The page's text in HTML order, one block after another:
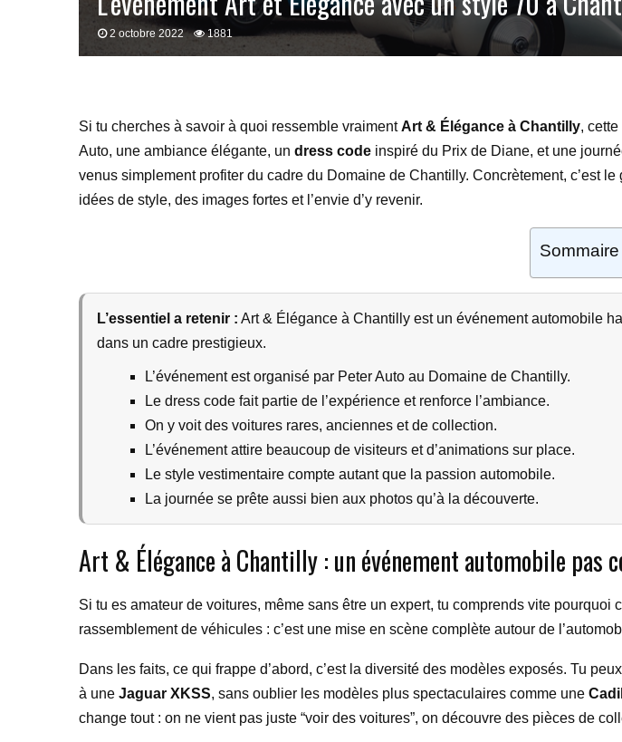
2 octobre 2022 1881
Si tu cherches à savoir à quoi ressemble vraimentArt & Élégance à Chantilly,
Auto, une ambiance élégante, un dress code inspiré du Prix de Diane, et une
venus simplement profiter du cadre du Domaine de Chantilly. Concrètement, c’est
idées de style, des images fortes et l’envie d’y revenir.
Sommaire
L’essentiel a retenir : Art & Élégance à Chantilly est un événement automobile
dans un cadre prestigieux.
L’événement est organisé par Peter Auto au Domaine de Chantilly.
Le dress code fait partie de l’expérience et renforce l’ambiance.
On y voit des voitures rares, anciennes et de collection.
L’événement attire beaucoup de visiteurs et d’animations sur place.
Le style vestimentaire compte autant que la passion automobile.
La journée se prête aussi bien aux photos qu’à la découverte.
Art & Élégance à Chantilly : un événement automobile pas
Si tu es amateur de voitures, même sans être un expert, tu comprends vite pourquoi
rassemblement de véhicules : c’est une mise en scène complète autour de
Dans les faits, ce qui frappe d’abord, c’est la diversité des modèles exposés. Tu
à une Jaguar XKSS, sans oublier les modèles plus spectaculaires comme une
change tout : on ne vient pas juste “voir des voitures”, on découvre des pièces de